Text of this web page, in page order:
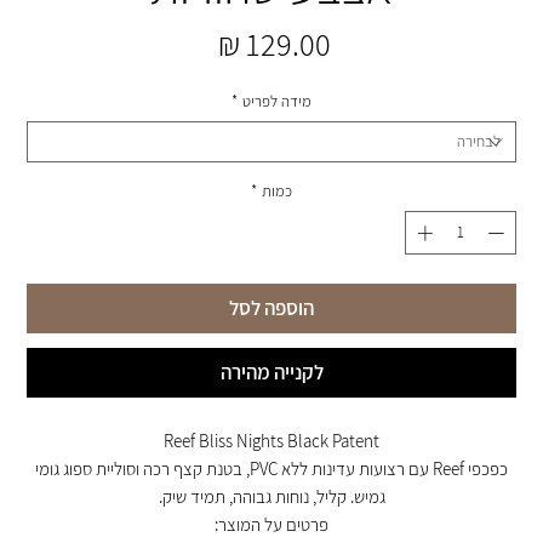
מידה לפריט *
כמות *
הוספה לסל
לקנייה מהירה
Reef Bliss Nights Black Patent
כפכפי Reef עם רצועות עדינות ללא PVC, בטנת קצף רכה וסוליית ספוג גומי
גמיש. קליל, נוחות גבוהה, תמיד שיק.
פרטים על המוצר: